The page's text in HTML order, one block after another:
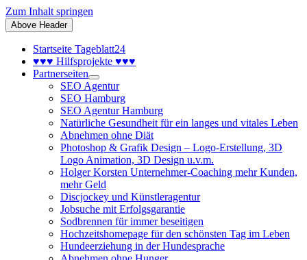
Zum Inhalt springen
Above Header
Startseite Tageblatt24
♥♥♥ Hilfsprojekte ♥♥♥
Partnerseiten
SEO Agentur
SEO Hamburg
SEO Agentur Hamburg
Natürliche Gesundheit für ein langes und vitales Leben
Abnehmen ohne Diät
Photoshop & Grafik Design – Logo-Erstellung, 3D
Logo Animation, 3D Design u.v.m.
Holger Korsten Unternehmer-Coaching mehr Kunden,
mehr Geld
Discjockey und Künstleragentur
Jobsuche mit Erfolgsgarantie
Sodbrennen für immer beseitigen
Hochzeitshomepage für den schönsten Tag im Leben
Hundeerziehung in der Hundesprache